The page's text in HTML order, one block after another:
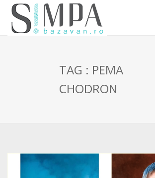
TAG : PEMA
CHODRON